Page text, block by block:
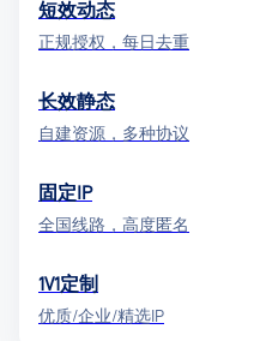
短效动态
正规授权，每日去重
长效静态
自建资源，多种协议
固定IP
全国线路，高度匿名
1V1定制
优质/企业/精选IP